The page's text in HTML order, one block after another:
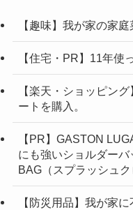
【趣味】我が家の家
【住宅・PR】11年使
【楽天・ショッピン
ートを購入。
【PR】GASTON
にも強いショルダー
BAG（スプラッシュ
【防災用品】我が家